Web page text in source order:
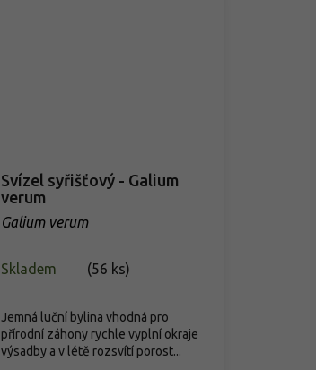
Svízel syřišťový - Galium
verum
Galium verum
Skladem (56 ks)
Jemná luční bylina vhodná pro
přírodní záhony rychle vyplní okraje
výsadby a v létě rozsvítí porost...